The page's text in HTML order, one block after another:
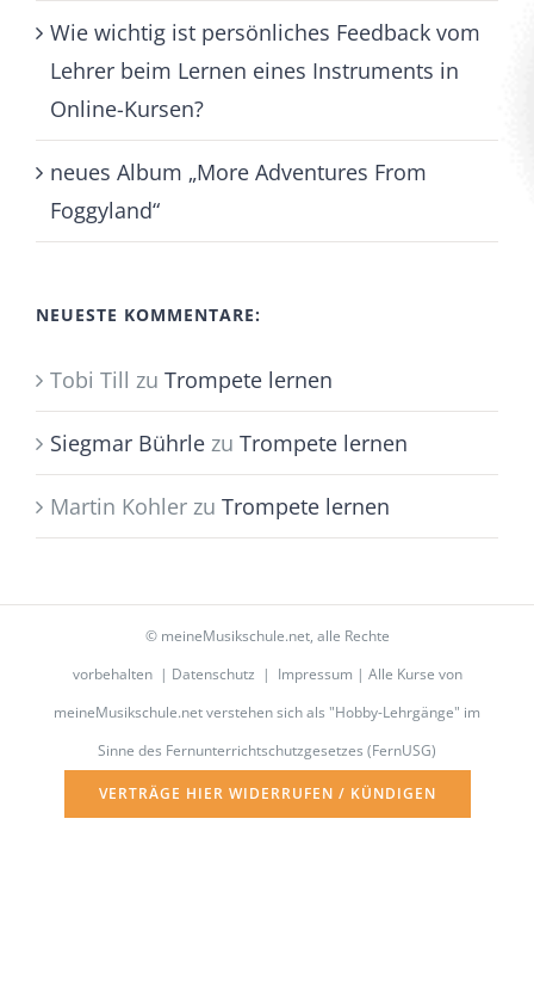
Wie wichtig ist persönliches Feedback vom
Lehrer beim Lernen eines Instruments in
Online-Kursen?
neues Album „More Adventures From
Foggyland“
NEUESTE KOMMENTARE:
Tobi Till zu Trompete lernen
Siegmar Bührle zu Trompete lernen
Martin Kohler zu Trompete lernen
© meineMusikschule.net, alle Rechte
vorbehalten | Datenschutz | Impressum | Alle Kurse von
meineMusikschule.net verstehen sich als "Hobby-Lehrgänge" im
Sinne des Fernunterrichtschutzgesetzes (FernUSG)
VERTRÄGE HIER WIDERRUFEN / KÜNDIGEN